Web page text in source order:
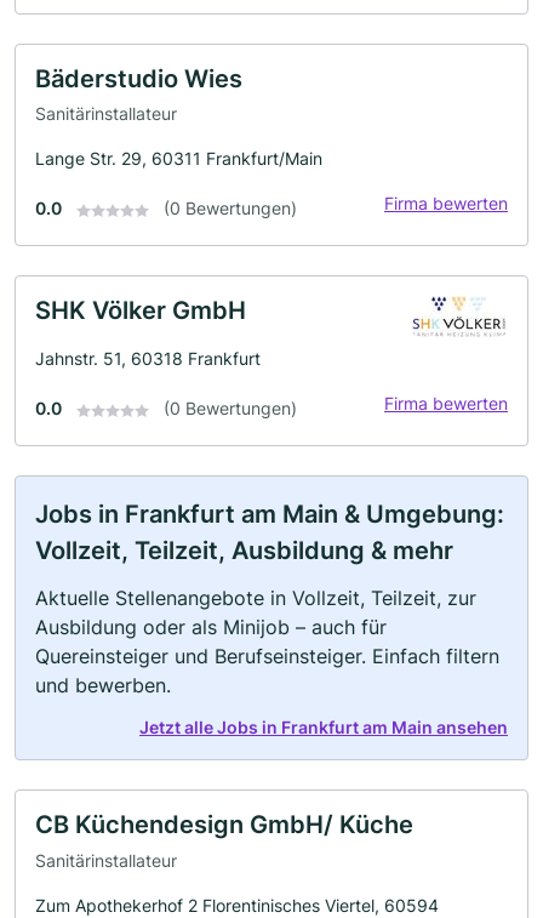
Bäderstudio Wies
Sanitärinstallateur
Lange Str. 29, 60311 Frankfurt/Main
0.0 (0 Bewertungen) Firma bewerten
SHK Völker GmbH
Jahnstr. 51, 60318 Frankfurt
0.0 (0 Bewertungen) Firma bewerten
Jobs in Frankfurt am Main & Umgebung:
Vollzeit, Teilzeit, Ausbildung & mehr
Aktuelle Stellenangebote in Vollzeit, Teilzeit, zur
Ausbildung oder als Minijob – auch für
Quereinsteiger und Berufseinsteiger. Einfach filtern
und bewerben.
Jetzt alle Jobs in Frankfurt am Main ansehen
CB Küchendesign GmbH/ Küche
Sanitärinstallateur
Zum Apothekerhof 2 Florentinisches Viertel, 60594